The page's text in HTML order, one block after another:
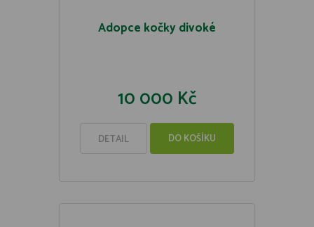
Adopce kočky divoké
10 000 Kč
DETAIL DO KOŠÍKU